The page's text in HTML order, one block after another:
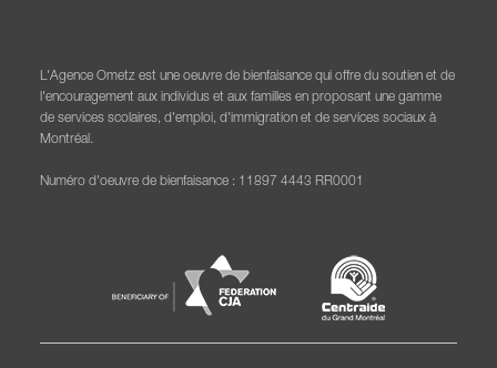
L'Agence Ometz est une oeuvre de bienfaisance qui offre du soutien et de
l'encouragement aux individus et aux familles en proposant une gamme
de services scolaires, d'emploi, d'immigration et de services sociaux à
Montréal.
Numéro d'oeuvre de bienfaisance : 11897 4443 RR0001